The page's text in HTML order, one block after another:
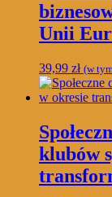
Unii
39,99 zł (w
klubów